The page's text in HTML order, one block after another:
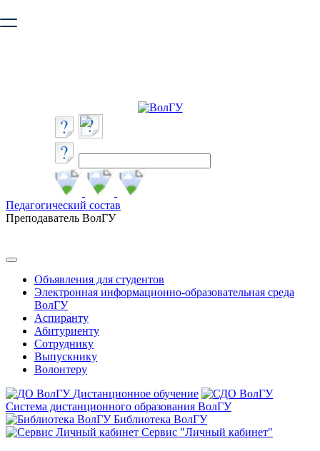
безопасную работу с сайтом. Пожалуйста
Педагогический состав
Преподаватель ВолГУ
Объявления для студентов
Электронная информационно-образовательная среда
ВолГУ
Аспиранту
Абитуриенту
Сотруднику
Выпускнику
Волонтеру
Дистанционное обучение
Система дистанционного образования ВолГУ
Библиотека ВолГУ
Сервис "Личный кабинет"